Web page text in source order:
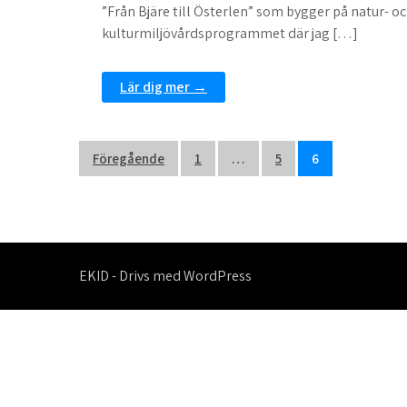
”Från Bjäre till Österlen” som bygger på natur-
kulturmiljövårdsprogrammet där jag […]
Lär dig mer →
Sidnumrering
inlägg
Föregående 1 … 5 6
EKID - Drivs med WordPress